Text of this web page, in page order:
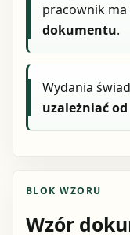
pracownik ma
dokumentu.
Wydania
uzależniać
BLOK WZORU
Wzór